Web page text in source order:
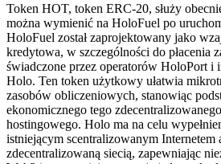
Token HOT, token ERC-20, służy
można wymienić na HoloFuel po
HoloFuel został zaprojektowany jako
kredytowa, w szczególności do płacenia
świadczone przez operatorów HoloPort i
Holo. Ten token użytkowy ułatwia
zasobów obliczeniowych, stanowiąc
ekonomicznego tego
hostingowego. Holo ma na celu
istniejącym scentralizowanym Internetem
zdecentralizowaną siecią, zapewniając